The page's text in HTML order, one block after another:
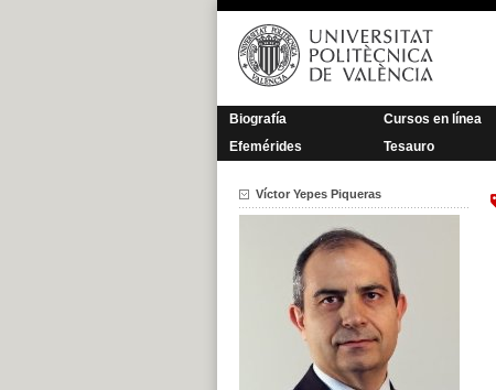
Saltar
contenido
Biografía Cursos en línea
Efemérides
Tesauro
Víctor Yepes Piqueras